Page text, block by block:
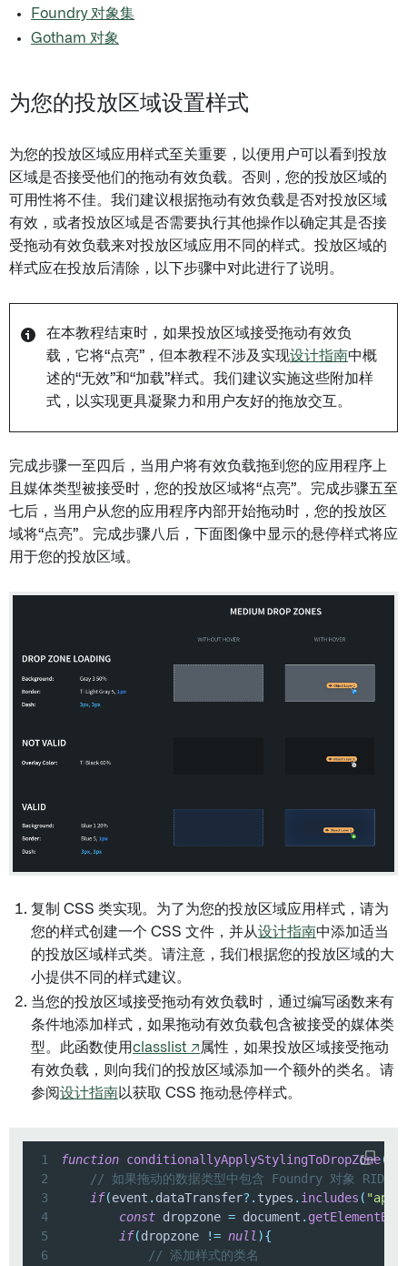
Foundry 对象集
Gotham 对象
为您的投放区域设置样式
为您的投放区域应用样式至关重要，以便用户可以看到投放
区域是否接受他们的拖动有效负载。否则，您的投放区域的
可用性将不佳。我们建议根据拖动有效负载是否对投放区域
有效，或者投放区域是否需要执行其他操作以确定其是否接
受拖动有效负载来对投放区域应用不同的样式。投放区域的
样式应在投放后清除，以下步骤中对此进行了说明。
在本教程结束时，如果投放区域接受拖动有效负
载，它将“点亮”，但本教程不涉及实现设计指南中概
述的“无效”和“加载”样式。我们建议实施这些附加样
式，以实现更具凝聚力和用户友好的拖放交互。
完成步骤一至四后，当用户将有效负载拖到您的应用程序上
且媒体类型被接受时，您的投放区域将“点亮”。完成步骤五至
七后，当用户从您的应用程序内部开始拖动时，您的投放区
域将“点亮”。完成步骤八后，下面图像中显示的悬停样式将应
用于您的投放区域。
复制 CSS 类实现。为了为您的投放区域应用样式，请为
您的样式创建一个 CSS 文件，并从设计指南中添加适当
的投放区域样式类。请注意，我们根据您的投放区域的大
小提供不同的样式建议。
当您的投放区域接受拖动有效负载时，通过编写函数来有
条件地添加样式，如果拖动有效负载包含被接受的媒体类
型。此函数使用classlist ↗属性，如果投放区域接受拖动
有效负载，则向我们的投放区域添加一个额外的类名。请
参阅设计指南以获取 CSS 拖动悬停样式。
1 function conditionallyApplyStylingToDropZone(
2
// 如果拖动的数据类型中包含 Foundry 对象 RIDs 的
3
if(event . dataTransfer?. types . includes (
4
const dropzone = document .
5
if(dropzone != null){
6
// 添加样式的类名